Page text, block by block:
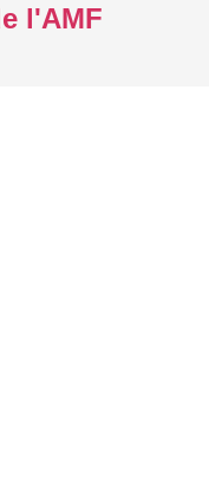
l'AMF